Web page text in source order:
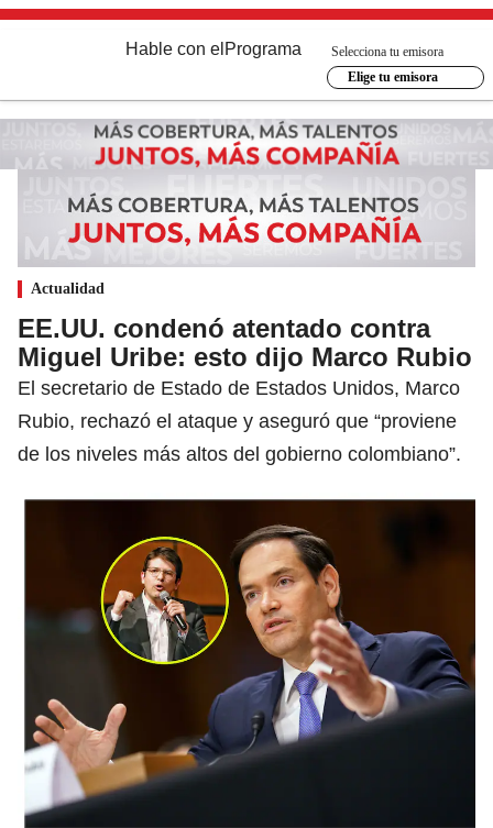
Hable con el Programa
Selecciona tu emisora
Elige tu emisora
Actualidad
EE.UU. condenó atentado contra
Miguel Uribe: esto dijo Marco Rubio
El secretario de Estado de Estados Unidos, Marco
Rubio, rechazó el ataque y aseguró que “proviene
de los niveles más altos del gobierno colombiano”.